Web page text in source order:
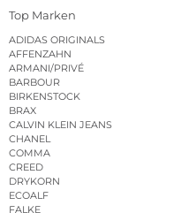
Top Marken
ADIDAS ORIGINALS
AFFENZAHN
ARMANI/PRIVÉ
BARBOUR
BIRKENSTOCK
BRAX
CALVIN KLEIN JEANS
CHANEL
COMMA
CREED
DRYKORN
ECOALF
FALKE